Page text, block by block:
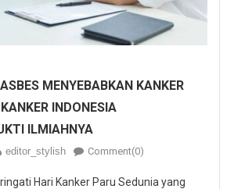
MENYEBABKAN KANKER
INDONESIA
ILMIAHNYA
editor_stylish Comment(0)
Hari Kanker Paru Sedunia yang